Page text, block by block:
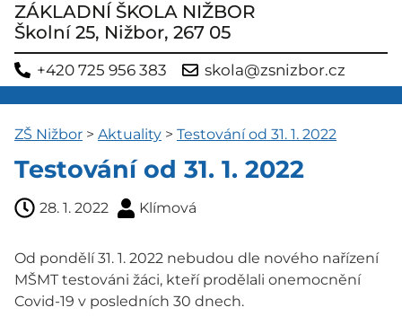
ZÁKLADNÍ ŠKOLA NIŽBOR
Školní 25, Nižbor, 267 05
+420 725 956 383 skola@zsnizbor.cz
ZŠ Nižbor > Aktuality > Testování od 31. 1. 2022
Testování od 31. 1. 2022
28. 1. 2022 Klímová
Od pondělí 31. 1. 2022 nebudou dle nového nařízení
MŠMT testováni žáci, kteří prodělali onemocnění
Covid-19 v posledních 30 dnech.